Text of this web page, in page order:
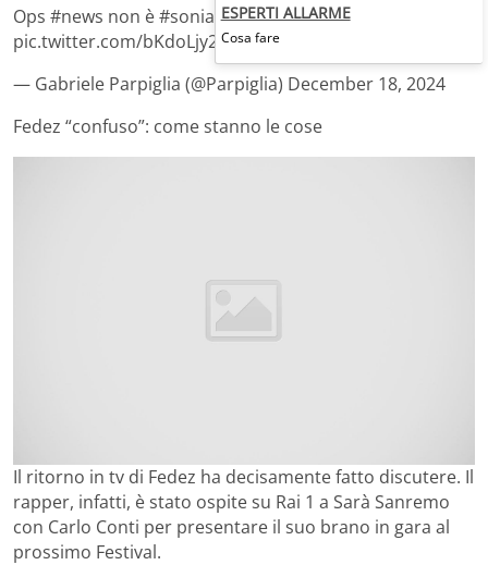
Ops #news non è #soniabruganelli
pic.twitter.com/bKdoLjy20X
— Gabriele Parpiglia (@Parpiglia) December 18, 2024
Fedez “confuso”: come stanno le cose
Il ritorno in tv di Fedez ha decisamente fatto discutere. Il
rapper, infatti, è stato ospite su Rai 1 a Sarà Sanremo
con Carlo Conti per presentare il suo brano in gara al
prossimo Festival.
ESPERTI ALLARME
Cosa fare